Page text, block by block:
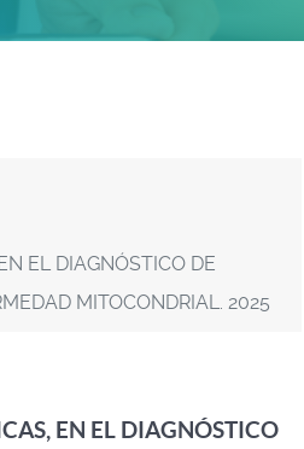
EL DIAGNÓSTICO DE
MITOCONDRIAL. 2025
EN EL DIAGNÓSTICO